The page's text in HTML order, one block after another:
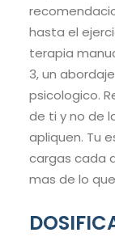
hasta el
terapia
3, un
psicologico.
de ti y no de
apliquen. Tu
cargas cada
mas de lo